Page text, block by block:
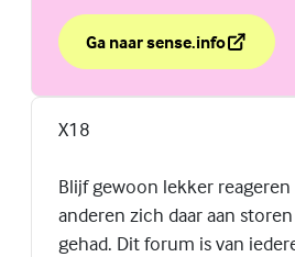
Ga naar sense.info
over Jouw jongenslichaam
(Externe link)
X18
Blijf gewoon lekker reageren
anderen zich daar aan
gehad. Dit forum is van